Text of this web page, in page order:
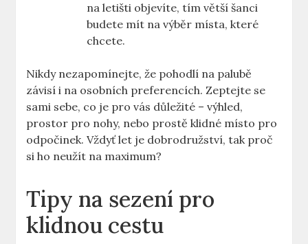
na letišti objevíte, tím větší šanci‍
budete mít na výběr místa, které
chcete.
Nikdy‍ nezapomínejte,⁣ že pohodlí na‍ palubě
závisí i na ‍osobních preferencích. Zeptejte se
sami sebe, co je pro vás⁣ důležité – výhled,⁤
prostor pro nohy, nebo prostě klidné ‌místo pro
odpočinek. Vždyť let je dobrodružství,‍ tak proč‌
si⁤ ho neužít na maximum?
Tipy na sezení pro
klidnou cestu